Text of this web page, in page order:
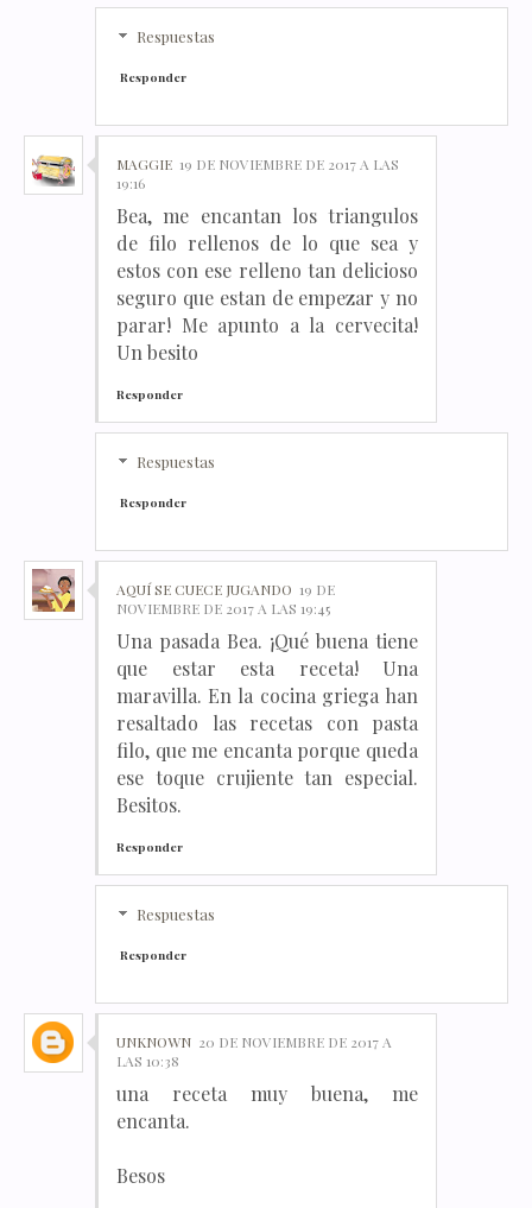
Respuestas
Responder
MAGGIE 19 DE NOVIEMBRE DE 2017 A LAS
19:16
Bea, me encantan los triangulos
de filo rellenos de lo que sea y
estos con ese relleno tan delicioso
seguro que estan de empezar y no
parar! Me apunto a la cervecita!
Un besito
Responder
Respuestas
Responder
AQUÍ SE CUECE JUGANDO 19 DE
NOVIEMBRE DE 2017 A LAS 19:45
Una pasada Bea. ¡Qué buena tiene
que estar esta receta! Una
maravilla. En la cocina griega han
resaltado las recetas con pasta
filo, que me encanta porque queda
ese toque crujiente tan especial.
Besitos.
Responder
Respuestas
Responder
UNKNOWN 20 DE NOVIEMBRE DE 2017 A
LAS 10:38
una receta muy buena, me
encanta.
Besos